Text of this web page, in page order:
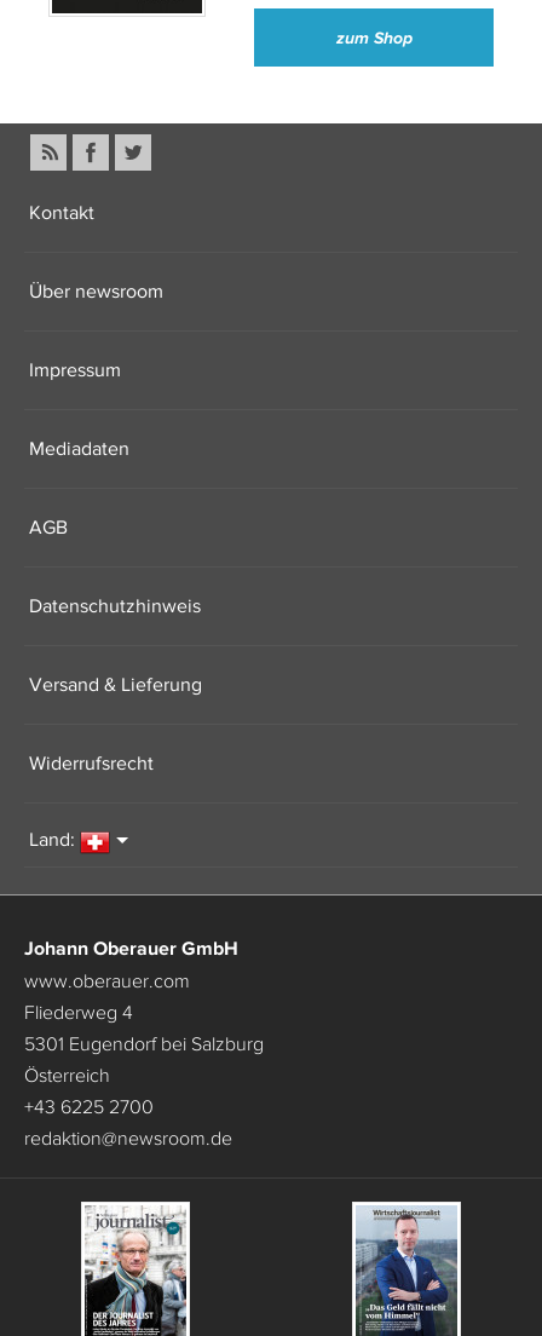
zum Shop
Kontakt
Über newsroom
Impressum
Mediadaten
AGB
Datenschutzhinweis
Versand & Lieferung
Widerrufsrecht
Land:
Johann Oberauer GmbH
www.oberauer.com
Fliederweg 4
5301 Eugendorf bei Salzburg
Österreich
+43 6225 2700
redaktion@newsroom.de